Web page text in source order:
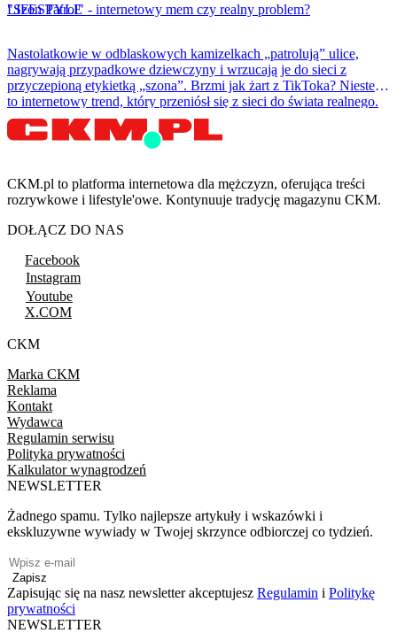
LIFESTYLE
"Szon Patrol" - internetowy mem czy realny problem?
Nastolatkowie w odblaskowych kamizelkach „patrolują” ulice,
nagrywają przypadkowe dziewczyny i wrzucają je do sieci z
przyczepioną etykietką „szona”. Brzmi jak żart z TikToka? Niestety
to internetowy trend, który przeniósł się z sieci do świata realnego.
CKM.pl to platforma internetowa dla mężczyzn, oferująca treści
rozrywkowe i lifestyle'owe. Kontynuuje tradycję magazynu CKM.
DOŁĄCZ DO NAS
Facebook
Instagram
Youtube
X.COM
CKM
Marka CKM
Reklama
Kontakt
Wydawca
Regulamin serwisu
Polityka prywatności
Kalkulator wynagrodzeń
NEWSLETTER
Żadnego spamu. Tylko najlepsze artykuły i wskazówki i
ekskluzywne wywiady w Twojej skrzynce odbiorczej co tydzień.
Zapisz
Zapisując się na nasz newsletter akceptujesz Regulamin i Politykę
prywatności
NEWSLETTER